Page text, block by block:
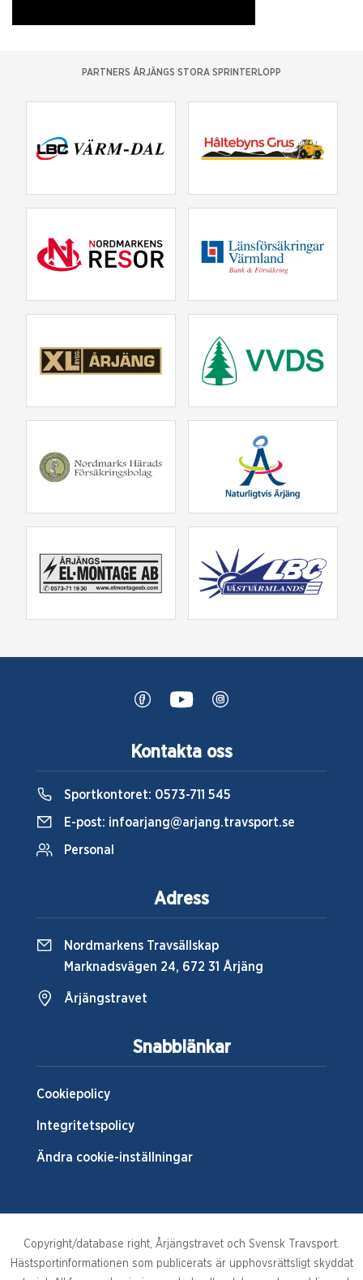
PARTNERS ÅRJÄNGS STORA SPRINTERLOPP
Snabblänkar
Cookiepolicy
Integritetspolicy
Ändra cookie-inställningar
Kontakta oss
Sportkontoret: 0573-711 545
E-post: infoarjang@arjang.travsport.se
Personal
Adress
Nordmarkens Travsällskap
Marknadsvägen 24, 672 31 Årjäng
Årjängstravet
Copyright/database right, Årjängstravet och Svensk Travsport.
Hästsportinformationen som publicerats är upphovsrättsligt skyddat